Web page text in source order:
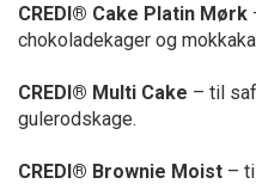
CREDI® Cake Platin Mørk
chokoladekager og
CREDI® Multi Cake – til
gulerodskage.
CREDI® Brownie Moist –